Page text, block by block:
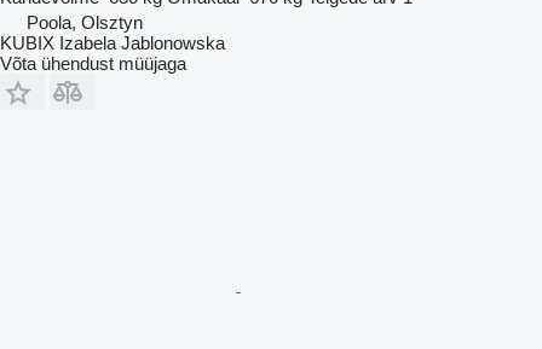
Poola, Olsztyn
KUBIX Izabela Jablonowska
Võta ühendust müüjaga